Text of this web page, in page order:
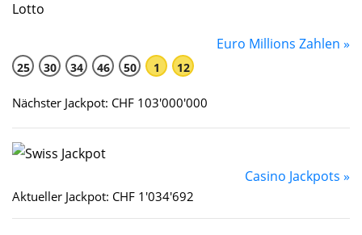
Euro Millions Zahlen »
25 30 34 46 50 1 12
Nächster Jackpot: CHF 103'000'000
Casino Jackpots »
Aktueller Jackpot: CHF 1'034'692